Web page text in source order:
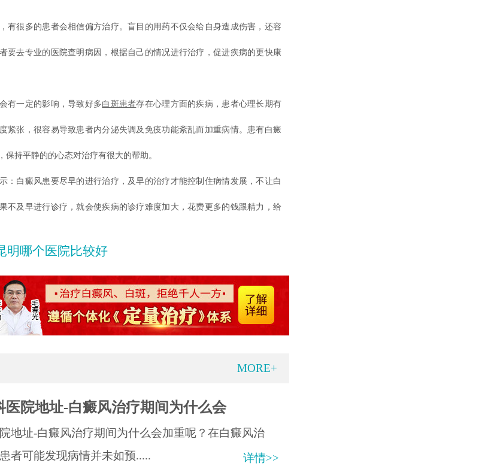
有很多的患者会相信偏方治疗。盲目的用药不仅会给自身造成伤害，还容
要去专业的医院查明病因，根据自己的情况进行治疗，促进疾病的更快康
有一定的影响，导致好多白斑患者存在心理方面的疾病，患者心理长期有
紧张，很容易导致患者内分泌失调及免疫功能紊乱而加重病情。患有白癜
保持平静的的心态对治疗有很大的帮助。
：白癜风患要尽早的进行治疗，及早的治疗才能控制住病情发展，不让白
不及早进行诊疗，就会使疾病的诊疗难度加大，花费更多的钱跟精力，给
明哪个医院比较好
MORE+
医院地址-白癜风治疗期间为什么会
地址-白癜风治疗期间为什么会加重呢？在白癜风治
者可能发现病情并未如预.....
详情>>